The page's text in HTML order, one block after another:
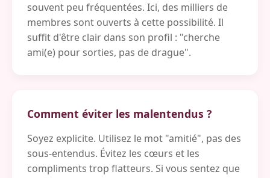
souvent peu fréquentées. Ici, des milliers de
membres sont ouverts à cette possibilité. Il
suffit d'être clair dans son profil : "cherche
ami(e) pour sorties, pas de drague".
Comment éviter les malentendus ?
Soyez explicite. Utilisez le mot "amitié", pas des
sous-entendus. Évitez les cœurs et les
compliments trop flatteurs. Si vous sentez que